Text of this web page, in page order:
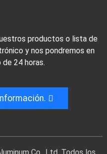
productos o lista de
y nos pondremos en
24 horas.